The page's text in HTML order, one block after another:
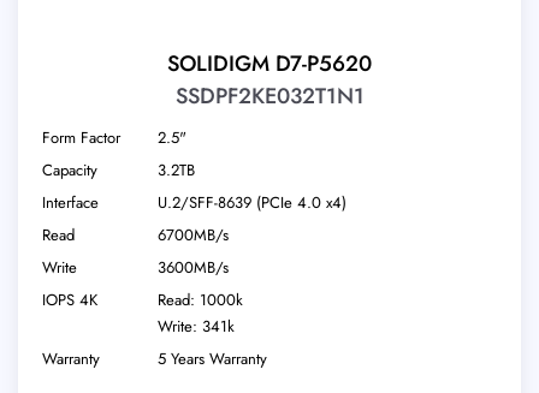
SOLIDIGM D7-P5620
SSDPF2KE032T1N1
Form Factor
2.5"
Capacity
3.2TB
Interface
U.2/​SFF-8639 (PCIe 4.0 x4)
Read
6700MB/s
Write
3600MB/s
IOPS 4K
Read: 1000k
Write: 341k
Warranty
5 Years Warranty